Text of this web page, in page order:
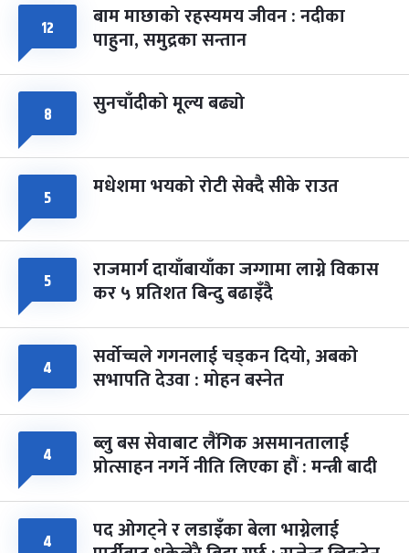
८ फागुपूर्णिमा
चैत्र ८, २०८३-Mar 22, 2027
७ महिना बाँकी
१२ बाम माछाको रहस्यमय जीवन : नदीका
पाहुना, समुद्रका सन्तान
८ सुनचाँदीको मूल्य बढ्यो
५ मधेशमा भयको रोटी सेक्दै सीके राउत
५ राजमार्ग दायाँबायाँका जग्गामा लाग्ने विकास
कर ५ प्रतिशत बिन्दु बढाइँदै
४ सर्वोच्चले गगनलाई चड्कन दियो, अबको
सभापति देउवा : मोहन बस्नेत
४ ब्लु बस सेवाबाट लैंगिक असमानतालाई
प्रोत्साहन नगर्ने नीति लिएका हौं : मन्त्री बादी
४ पद ओगट्ने र लडाइँका बेला भाग्नेलाई